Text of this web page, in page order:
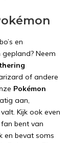
en
Neem
of andere
Pokémon
aan,
Kijk ook even
bent van
en bevat soms